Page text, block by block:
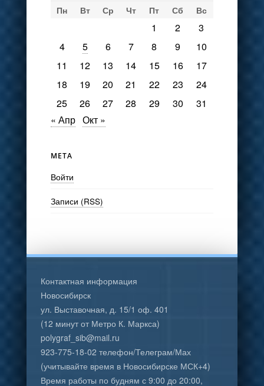
Пн
Вт Ср Чт Пт Сб Вс
1 2
3
4
5 6 7 8 9
10
11
12 13 14 15 16
17
18
19 20 21 22 23
24
25
26 27 28 29 30
31
« Апр Окт »
МЕТА
Войти
Записи (RSS)
Контактная информация
Новосибирск
ул. Выставочная, д. 15/1 оф. 401
(12 минут от Метро К. Маркса)
polygraf_sib@mail.ru
923-775-18-02 телефон/Телеграм/Мах
(учитывайте время в Новосибирске МСК+4)
Время работы по будням с 9:00 до 20:00,